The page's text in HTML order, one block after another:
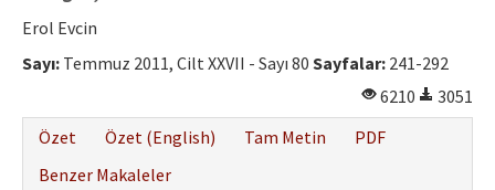
Erol Evcin
Sayı: Temmuz 2011, Cilt XXVII - Sayı 80 Sayfalar: 241-292
6210
3051
Özet
Özet (English) Tam Metin
PDF
Benzer Makaleler